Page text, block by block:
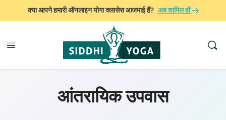
क्या आपने हमारी ऑनलाइन योगा क्लासेस आजमाई हैं? अब शामिल हों
आंतरायिक उपवास